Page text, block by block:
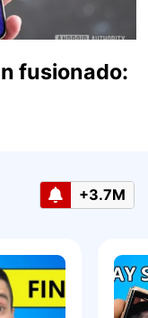
fusionado:
+3.7M